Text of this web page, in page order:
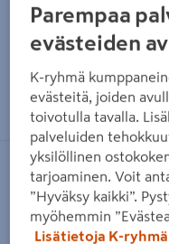
Zoomaa
Akkuinvertteri
18V ONE+ runko
RYOBI
Parempaa
evästeiden
K-ryhmä
evästeitä, joiden
toivotulla tavalla.
palveluiden
yksilöllinen
tarjoaminen. Voit
”Hyväksy kaikki”.
myöhemmin
Lisätietoja K-